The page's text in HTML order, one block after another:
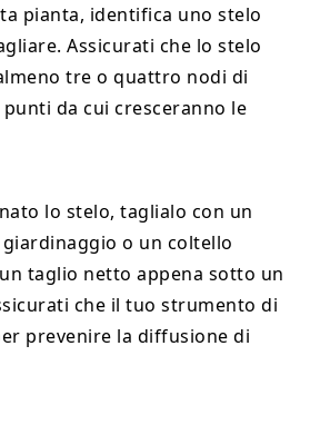
pianta, identifica uno stelo
Assicurati che lo stelo
tre o quattro nodi di
da cui cresceranno le
lo stelo, taglialo con un
o un coltello
taglio netto appena sotto un
che il tuo strumento di
prevenire la diffusione di